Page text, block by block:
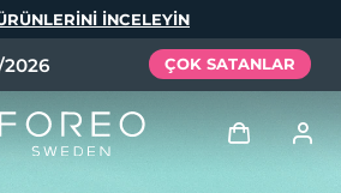
INCELEYIN
2026 ÇOK SATANLAR